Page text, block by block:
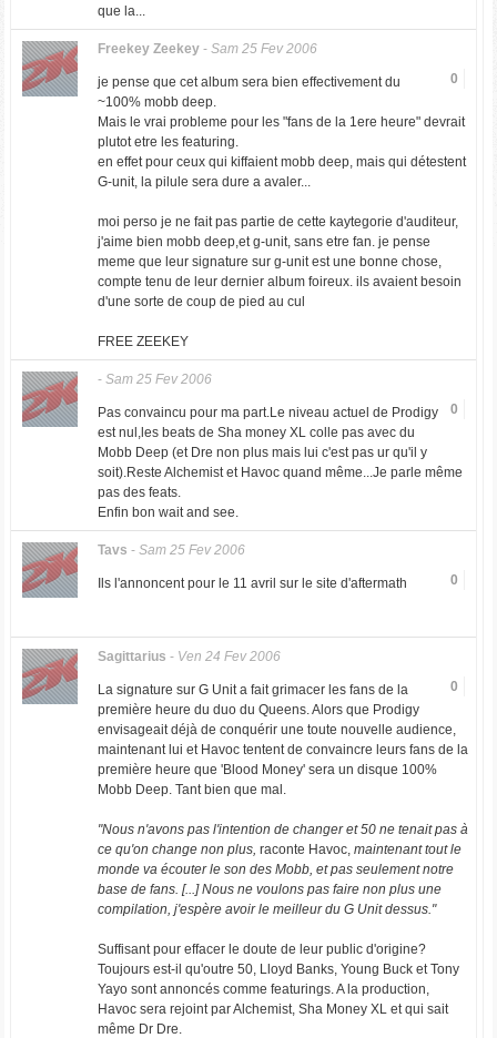
que la...
Freekey Zeekey- Sam 25 Fev 2006
0
je pense que cet album sera bien effectivement du
~100% mobb deep.
Mais le vrai probleme pour les "fans de la 1ere heure" devrait
plutot etre les featuring.
en effet pour ceux qui kiffaient mobb deep, mais qui détestent
G-unit, la pilule sera dure a avaler...
moi perso je ne fait pas partie de cette kaytegorie d'auditeur,
j'aime bien mobb deep,et g-unit, sans etre fan. je pense
meme que leur signature sur g-unit est une bonne chose,
compte tenu de leur dernier album foireux. ils avaient besoin
d'une sorte de coup de pied au cul
FREE ZEEKEY
- Sam 25 Fev 2006
0
Pas convaincu pour ma part.Le niveau actuel de Prodigy
est nul,les beats de Sha money XL colle pas avec du
Mobb Deep (et Dre non plus mais lui c'est pas ur qu'il y
soit).Reste Alchemist et Havoc quand même...Je parle même
pas des feats.
Enfin bon wait and see.
Tavs - Sam 25 Fev 2006
0
Ils l'annoncent pour le 11 avril sur le site d'aftermath
Sagittarius - Ven 24 Fev 2006
0
La signature sur G Unit a fait grimacer les fans de la
première heure du duo du Queens. Alors que Prodigy
envisageait déjà de conquérir une toute nouvelle audience,
maintenant lui et Havoc tentent de convaincre leurs fans de la
première heure que 'Blood Money' sera un disque 100%
Mobb Deep. Tant bien que mal.
"Nous n'avons pas l'intention de changer et 50 ne tenait pas à
ce qu'on change non plus, raconte Havoc, maintenant tout le
monde va écouter le son des Mobb, et pas seulement notre
base de fans. [...] Nous ne voulons pas faire non plus une
compilation, j'espère avoir le meilleur du G Unit dessus."
Suffisant pour effacer le doute de leur public d'origine?
Toujours est-il qu'outre 50, Lloyd Banks, Young Buck et Tony
Yayo sont annoncés comme featurings. A la production,
Havoc sera rejoint par Alchemist, Sha Money XL et qui sait
même Dr Dre.